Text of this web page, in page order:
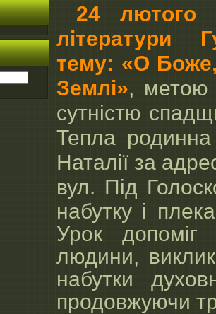
24 лютого
літератури
тему: «О
Землі», метою
сутністю
Тепла
Наталії за
вул. Під
набутку і
Урок допоміг
людини,
набутки
продовжуючи